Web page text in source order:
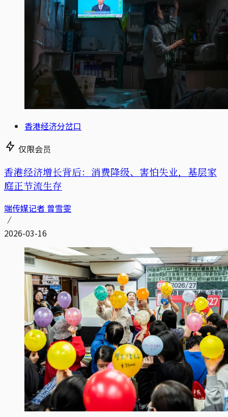
香港经济分岔口
仅限会员
香港经济增长背后：消费降级、害怕失业，基层家
庭正节流生存
端传媒记者 曾雪雯
2026-03-16